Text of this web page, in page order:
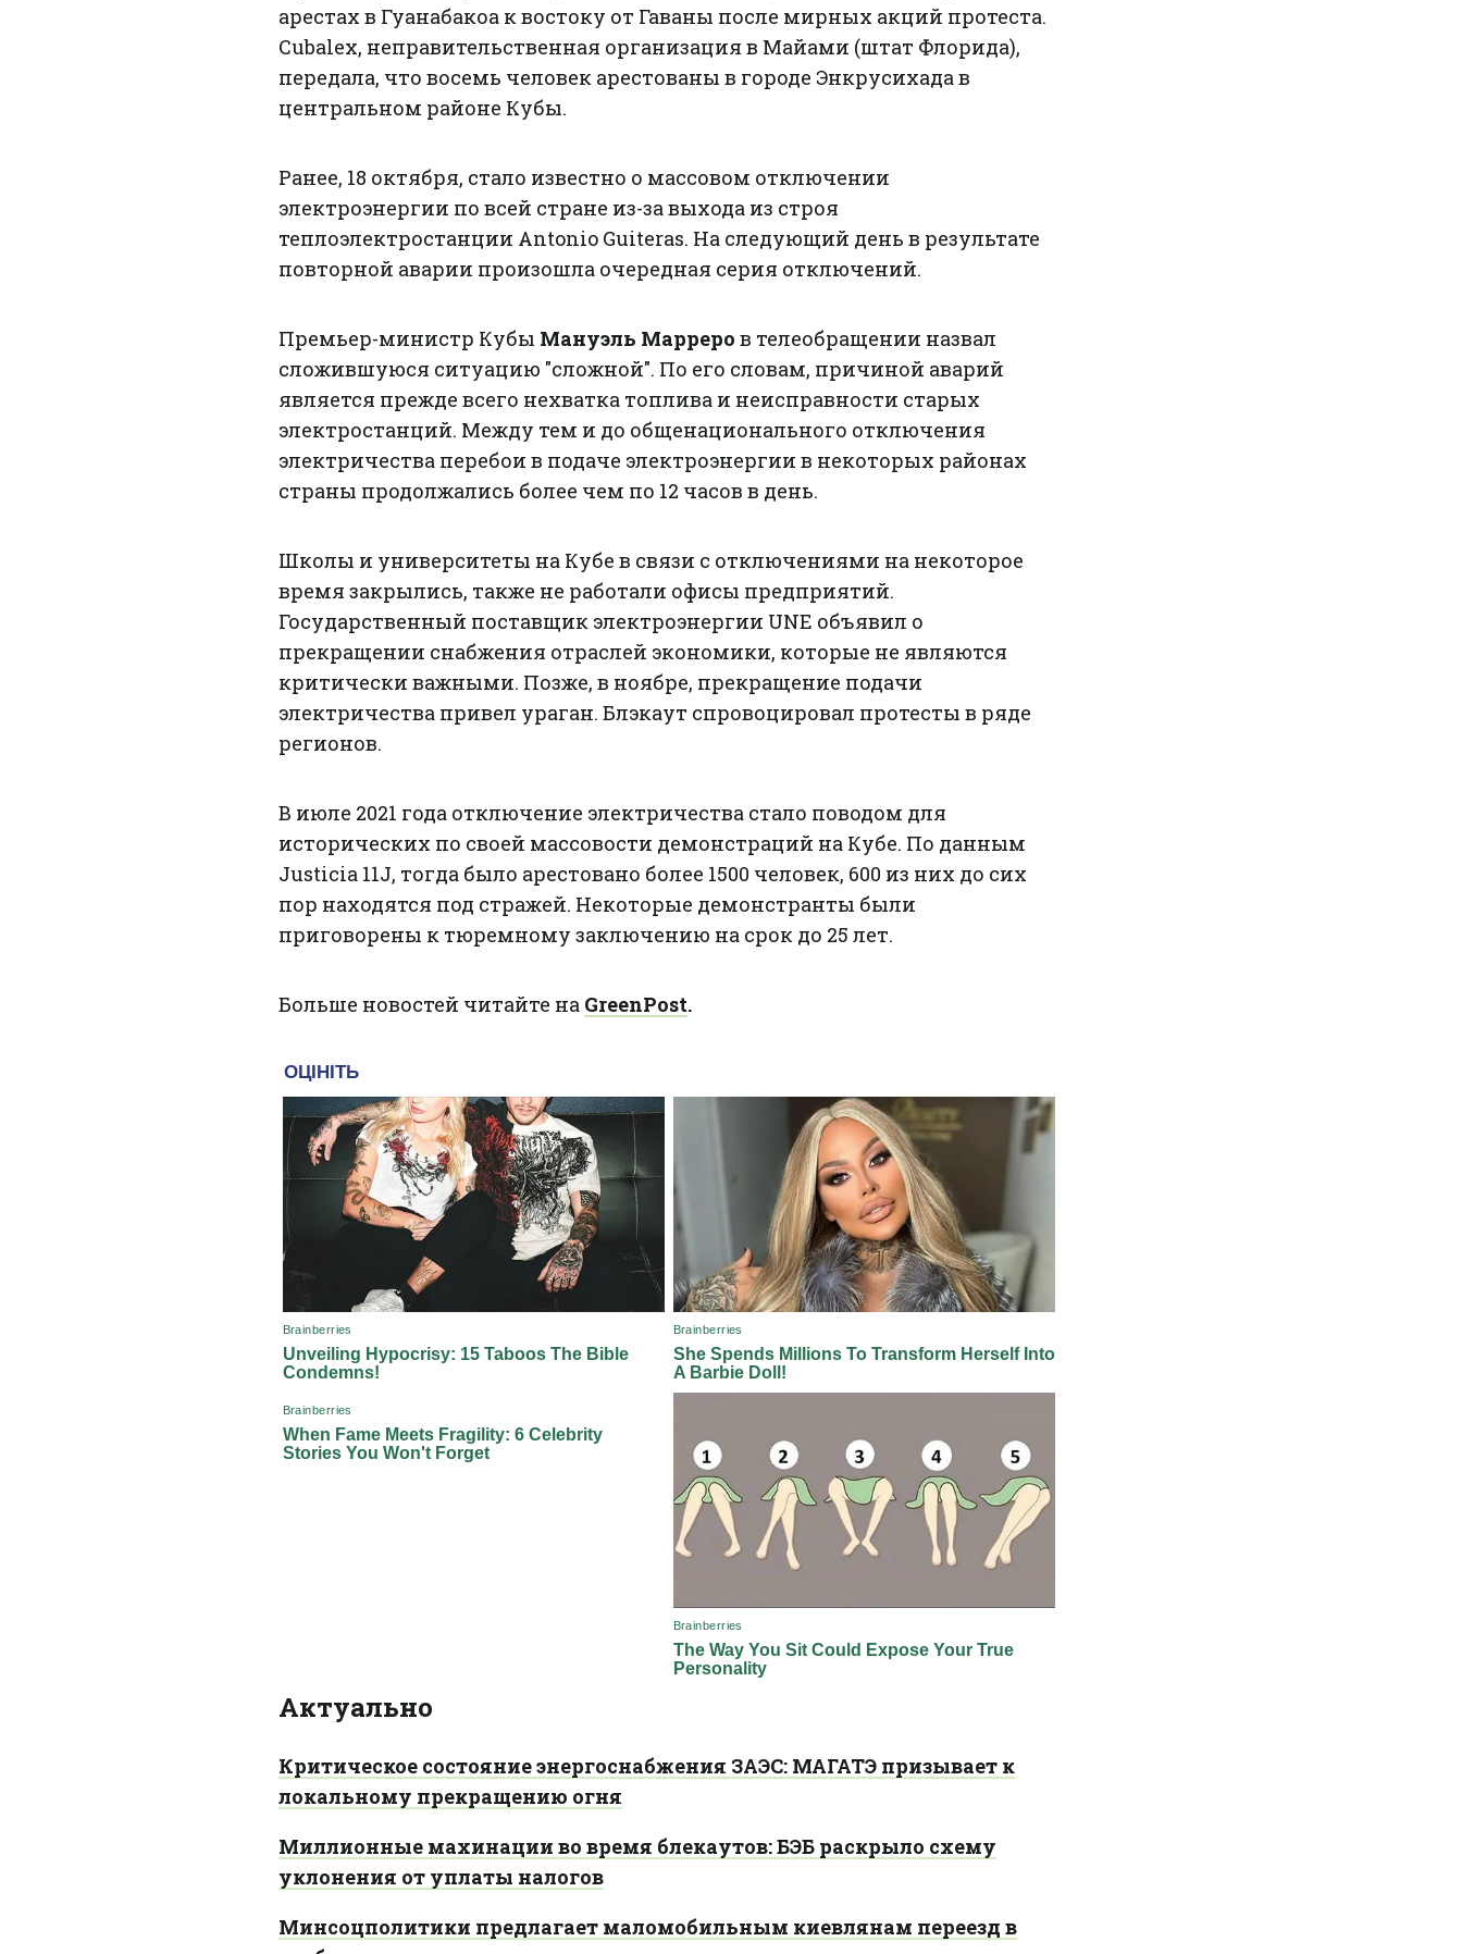
арестах в Гуанабакоа к востоку от Гаваны после мирных акций протеста.
Cubalex, неправительственная организация в Майами (штат Флорида),
передала, что восемь человек арестованы в городе Энкрусихада в
центральном районе Кубы.
Ранее, 18 октября, стало известно о массовом отключении
электроэнергии по всей стране из-за выхода из строя
теплоэлектростанции Antonio Guiteras. На следующий день в результате
повторной аварии произошла очередная серия отключений.
Премьер-министр Кубы Мануэль Марреро в телеобращении назвал
сложившуюся ситуацию "сложной". По его словам, причиной аварий
является прежде всего нехватка топлива и неисправности старых
электростанций. Между тем и до общенационального отключения
электричества перебои в подаче электроэнергии в некоторых районах
страны продолжались более чем по 12 часов в день.
Школы и университеты на Кубе в связи с отключениями на некоторое
время закрылись, также не работали офисы предприятий.
Государственный поставщик электроэнергии UNE объявил о
прекращении снабжения отраслей экономики, которые не являются
критически важными. Позже, в ноябре, прекращение подачи
электричества привел ураган. Блэкаут спровоцировал протесты в ряде
регионов.
В июле 2021 года отключение электричества стало поводом для
исторических по своей массовости демонстраций на Кубе. По данным
Justicia 11J, тогда было арестовано более 1500 человек, 600 из них до сих
пор находятся под стражей. Некоторые демонстранты были
приговорены к тюремному заключению на срок до 25 лет.
Больше новостей читайте на GreenPost.
Актуально
Критическое состояние энергоснабжения ЗАЭС: МАГАТЭ призывает к
локальному прекращению огня
Миллионные махинации во время блекаутов: БЭБ раскрыло схему
уклонения от уплаты налогов
Минсоцполитики предлагает маломобильным киевлянам переезд в